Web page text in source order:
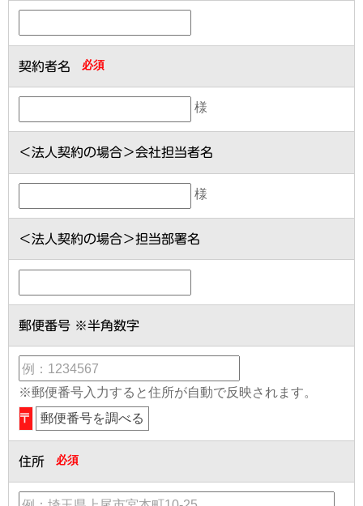
契約者名 必須
様
＜法人契約の場合＞会社担当者名
様
＜法人契約の場合＞担当部署名
郵便番号 ※半角数字
※郵便番号入力すると住所が自動で反映されます。
〒
郵便番号を調べる
住所 必須